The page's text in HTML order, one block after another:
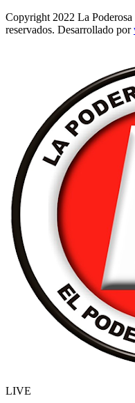
Copyright 2022 La
reservados. Desarrollado por
LIVE